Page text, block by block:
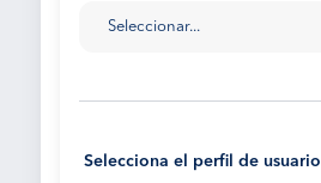
Seleccionar...
Selecciona el perfil de usuario